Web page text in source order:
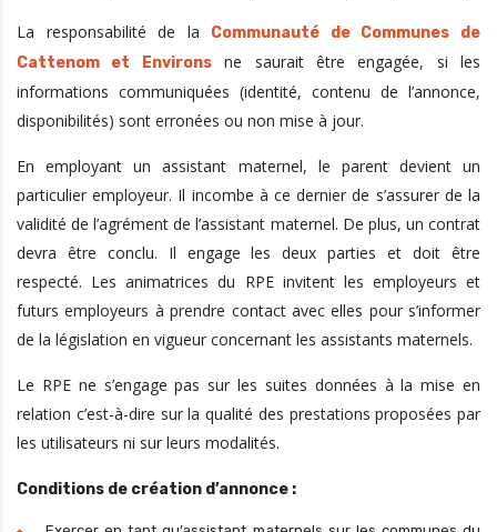
La responsabilité de la
Communauté de Communes de
Cattenom et Environsne saurait être engagée, si les
informations communiquées (identité, contenu de l’annonce,
disponibilités) sont erronées ou non mise à jour.
En employant un assistant maternel, le parent devient un
particulier employeur. Il incombe à ce dernier de s’assurer de la
validité de l’agrément de l’assistant maternel. De plus, un contrat
devra être conclu. Il engage les deux parties et doit être
respecté. Les animatrices du RPE invitent les employeurs et
futurs employeurs à prendre contact avec elles pour s’informer
de la législation en vigueur concernant les assistants maternels.
Le RPE ne s’engage pas sur les suites données à la mise en
relation c’est-à-dire sur la qualité des prestations proposées par
les utilisateurs ni sur leurs modalités.
Conditions de création d’annonce :